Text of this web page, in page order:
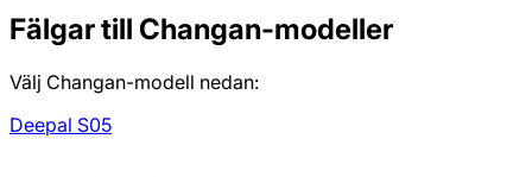
Fälgar till Changan-modeller
Välj Changan-modell nedan:
Deepal S05